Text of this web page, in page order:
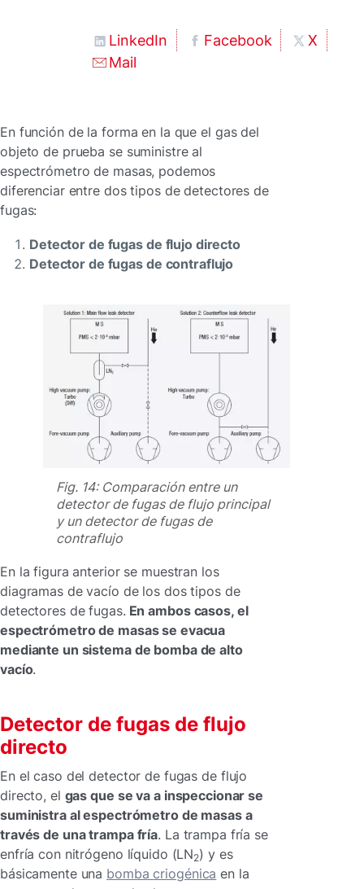
LinkedIn Facebook
X
Mail
En función de la forma en la que el gas del
objeto de prueba se suministre al
espectrómetro de masas, podemos
diferenciar entre dos tipos de detectores de
fugas:
Detector de fugas de flujo directo
Detector de fugas de contraflujo
Fig. 14: Comparación entre un
detector de fugas de flujo principal
y un detector de fugas de
contraflujo
En la figura anterior se muestran los
diagramas de vacío de los dos tipos de
detectores de fugas. En ambos casos, el
espectrómetro de masas se evacua
mediante un sistema de bomba de alto
vacío.
Detector de fugas de flujo
directo
En el caso del detector de fugas de flujo
directo, el gas que se va a inspeccionar se
suministra al espectrómetro de masas a
través de una trampa fría. La trampa fría se
enfría con nitrógeno líquido (LN2) y es
básicamente una bomba criogénica en la